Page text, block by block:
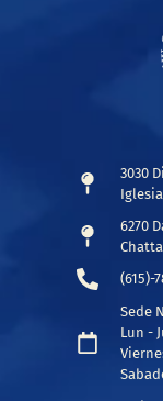
3030
6270
(615)-
Sede
Lun -